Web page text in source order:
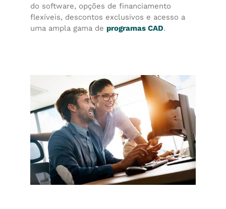
do software, opções de financiamento
flexíveis, descontos exclusivos e acesso a
uma ampla gama de programas CAD.